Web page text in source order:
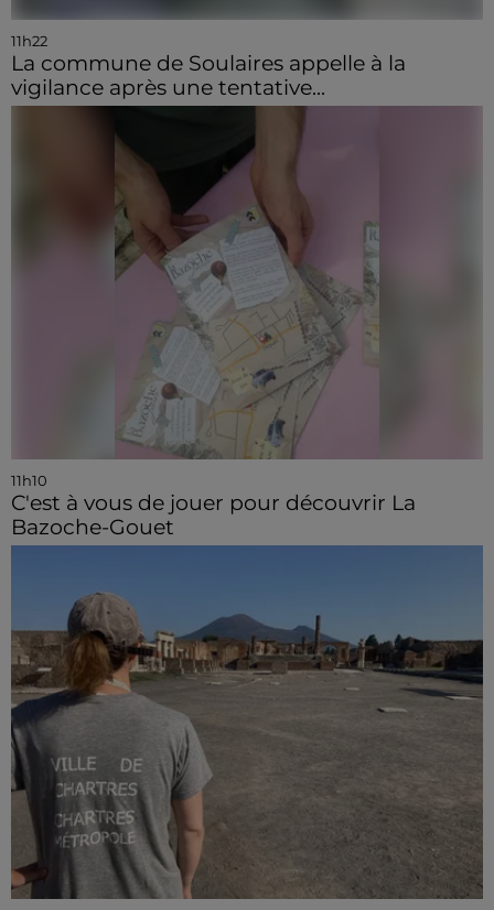
11h22
La commune de Soulaires appelle à la
vigilance après une tentative...
11h10
C'est à vous de jouer pour découvrir La
Bazoche-Gouet